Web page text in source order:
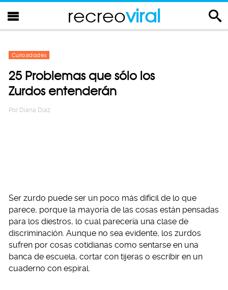
recreoviral
Curiosidades
25 Problemas que sólo los
Zurdos entenderán
Por Diana Diaz
Ser zurdo puede ser un poco más difícil de lo que
parece, porque la mayoría de las cosas están pensadas
para los diestros, lo cual parecería una clase de
discriminación. Aunque no sea evidente, los zurdos
sufren por cosas cotidianas como sentarse en una
banca de escuela, cortar con tijeras o escribir en un
cuaderno con espiral.